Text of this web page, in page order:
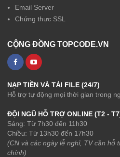
Email Server
Chứng thực SSL
CỘNG ĐỒNG TOPCODE.VN
NẠP TIỀN VÀ TẢI FILE (24/7)
Hỗ trợ tự động mọi thời gian trong
ĐỘI NGŨ HỖ TRỢ ONLINE (T2 -
Sáng: Từ 7h30 đến 11h30
Chiều: Từ 13h30 đến 17h30
(CN và các ngày lễ nghỉ, TV cần hỗ
chính)